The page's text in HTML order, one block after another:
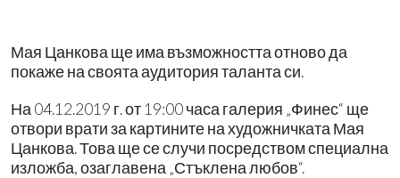
Мая Цанкова ще има възможността отново да
покаже на своята аудитория таланта си.
На 04.12.2019 г. от 19:00 часа галерия „Финес“ ще
отвори врати за картините на художничката Мая
Цанкова. Това ще се случи посредством специална
изложба, озаглавена „Стъклена любов“.